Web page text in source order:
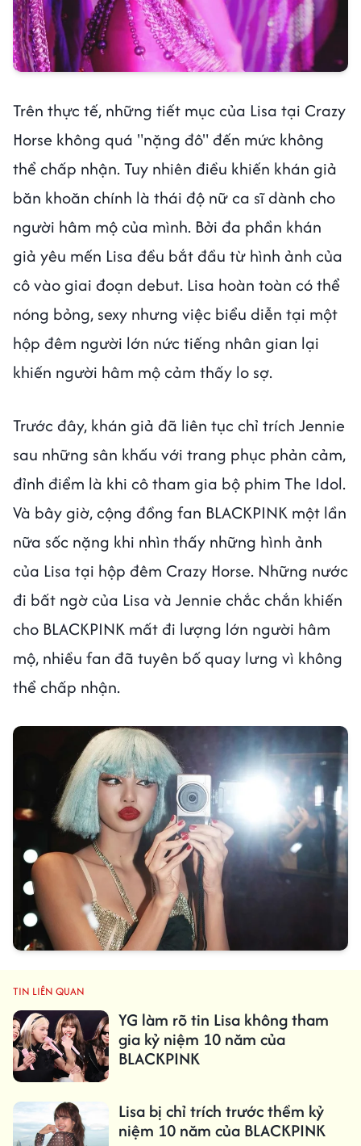
Trên thực tế, những tiết mục của Lisa tại Crazy
Horse không quá "nặng đô" đến mức không
thể chấp nhận. Tuy nhiên điều khiến khán giả
băn khoăn chính là thái độ nữ ca sĩ dành cho
người hâm mộ của mình. Bởi đa phần khán
giả yêu mến Lisa đều bắt đầu từ hình ảnh của
cô vào giai đoạn debut. Lisa hoàn toàn có thể
nóng bỏng, sexy nhưng việc biểu diễn tại một
hộp đêm người lớn nức tiếng nhân gian lại
khiến người hâm mộ cảm thấy lo sợ.
Trước đây, khán giả đã liên tục chỉ trích Jennie
sau những sân khấu với trang phục phản cảm,
đỉnh điểm là khi cô tham gia bộ phim The Idol.
Và bây giờ, cộng đồng fan BLACKPINK một lần
nữa sốc nặng khi nhìn thấy những hình ảnh
của Lisa tại hộp đêm Crazy Horse. Những nước
đi bất ngờ của Lisa và Jennie chắc chắn khiến
cho BLACKPINK mất đi lượng lớn người hâm
mộ, nhiều fan đã tuyên bố quay lưng vì không
thể chấp nhận.
TIN LIÊN QUAN
YG làm rõ tin Lisa không tham
gia kỷ niệm 10 năm của
BLACKPINK
Lisa bị chỉ trích trước thềm kỷ
niệm 10 năm của BLACKPINK